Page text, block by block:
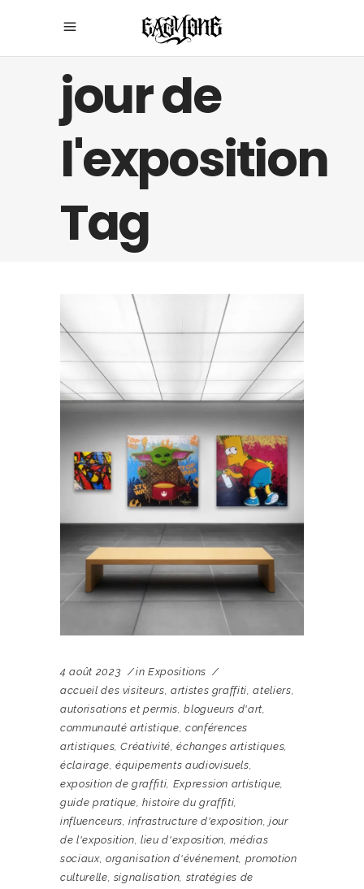
jour de
l'exposition
Tag
4 août 2023 in Expositions
accueil des visiteurs, artistes graffiti,ateliers,
autorisations et permis,blogueurs d'art,
communauté artistique, conférences
artistiques,Créativité,échanges artistiques,
éclairage,équipements audiovisuels,
exposition de graffiti, Expression artistique,
guide pratique,histoire du graffiti,
influenceurs,infrastructure d'exposition, jour
de l'exposition,lieu d'exposition,médias
sociaux, organisation d'événement, promotion
culturelle, signalisation, stratégies de